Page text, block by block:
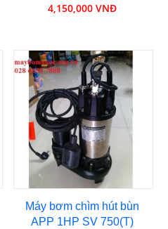
4,150,000 VNĐ
Máy bơm chìm hút bùn
APP 1HP SV 750(T)